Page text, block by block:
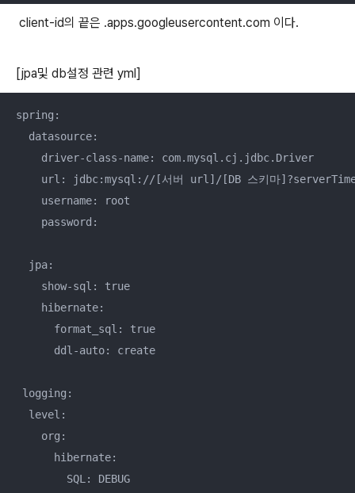
client-id의 끝은 .apps.googleusercontent.com 이다.
[jpa및 db설정 관련 yml]
spring:
  datasource:
    driver-class-name: com.mysql.cj.jdbc.Driver
url: jdbc:mysql://[서버 url]/[DB 스키마
    username: root
    password:
  jpa:
    show-sql: true
    hibernate:
      format_sql: true
      ddl-auto: create
logging:
  level:
    org:
      hibernate:
        SQL: DEBUG